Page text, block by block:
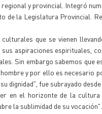
y provincial. Integró
de la Legislatura Provincial.
que se vienen
aspiraciones espirituales,
Sin embargo sabemos que
y por ello es necesario
dignidad", fue subrayado
en el horizonte de la
la sublimidad de su vocación".